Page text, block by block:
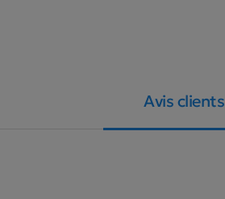
Avis clients